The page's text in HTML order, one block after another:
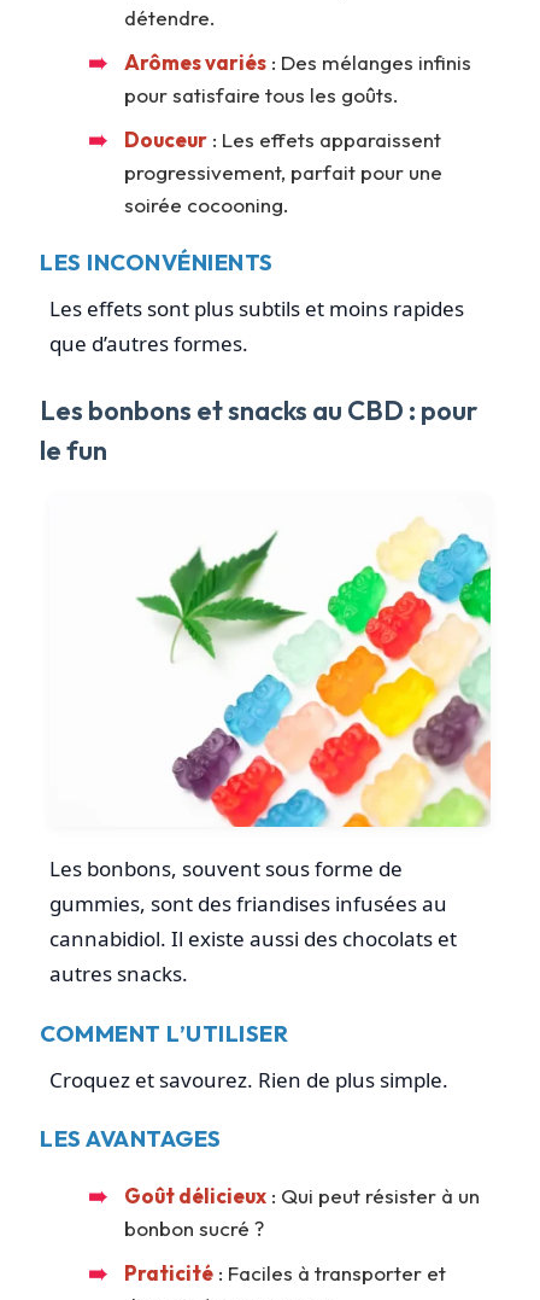
détendre.
Arômes variés : Des mélanges infinis
pour satisfaire tous les goûts.
Douceur : Les effets apparaissent
progressivement, parfait pour une
soirée cocooning.
LES INCONVÉNIENTS
Les effets sont plus subtils et moins rapides
que d’autres formes.
Les bonbons et snacks au CBD : pour
le fun
Les bonbons, souvent sous forme de
gummies, sont des friandises infusées au
cannabidiol. Il existe aussi des chocolats et
autres snacks.
COMMENT L’UTILISER
Croquez et savourez. Rien de plus simple.
LES AVANTAGES
Goût délicieux : Qui peut résister à un
bonbon sucré ?
Praticité : Faciles à transporter et